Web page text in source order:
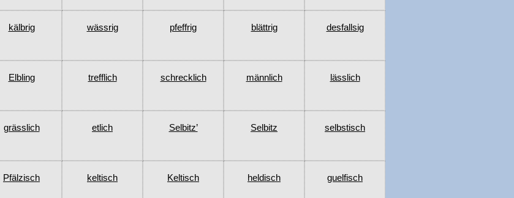
kälbrig wässrig pfeffrig blättrig desfallsig
Elbling trefflich schrecklich männlich lässlich
grässlich etlich Selbitz’ Selbitz selbstisch
Pfälzisch keltisch Keltisch heldisch guelfisch